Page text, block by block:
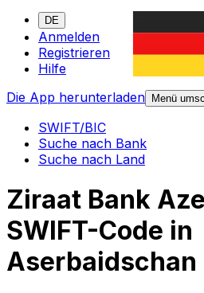
DE
Anmelden
Registrieren
Hilfe
Die App herunterladen
Menü
SWIFT/BIC
Suche nach Bank
Suche nach Land
Ziraat Bank
SWIFT-Code in
Aserbaidschan